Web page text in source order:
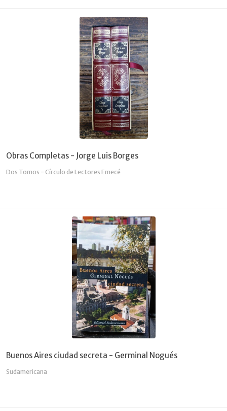
Obras Completas - Jorge Luis Borges
Dos Tomos - Círculo de Lectores Emecé
Buenos Aires ciudad secreta - Germinal Nogués
Sudamericana